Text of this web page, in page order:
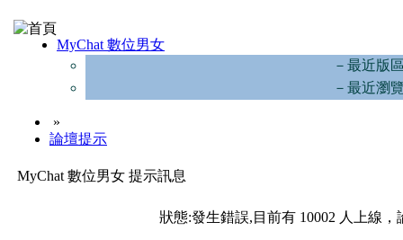
MyChat 數位男女
－最近版
－最近瀏
»
論壇提示
MyChat 數位男女 提示訊息
狀態:發生錯誤,目前有 10002 人上線